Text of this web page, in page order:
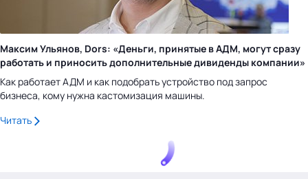
Максим Ульянов, Dors: «Деньги, принятые в АДМ, могут сразу
работать и приносить дополнительные дивиденды компании»
Как работает АДМ и как подобрать устройство под запрос
бизнеса, кому нужна кастомизация машины.
Читать